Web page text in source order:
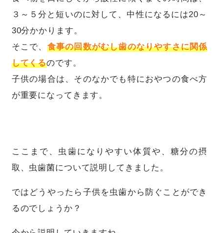
３～５分と短いのに対して、中性になるには20～
30分かかります。
そこで、 食事の回数がむし歯のなりやすさに関係
してくるのです。
子供の場合は、そのなかでも特におやつの食べ方
が重要になってきます。
ここまで、虫歯になりやすい体質や、糖分の摂
取、虫歯菌について説明してきました。
ではどうやったら子供を虫歯から防ぐことができ
るのでしょうか？